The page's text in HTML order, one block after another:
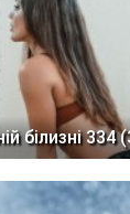
білизні